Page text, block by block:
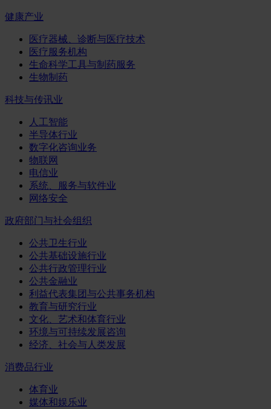
健康产业
医疗器械、诊断与医疗技术
医疗服务机构
生命科学工具与制药服务
生物制药
科技与传讯业
人工智能
半导体行业
数字化咨询业务
物联网
电信业
系统、服务与软件业
网络安全
政府部门与社会组织
公共卫生行业
公共基础设施行业
公共行政管理行业
公共金融业
利益代表集团与公共事务机构
教育与研究行业
文化、艺术和体育行业
环境与可持续发展咨询
经济、社会与人类发展
消费品行业
体育业
媒体和娱乐业